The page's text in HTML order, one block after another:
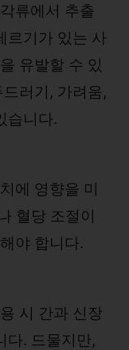
류에서 추출
르기가 있는 사
유발할 수 있
러기, 가려움,
습니다.
에 영향을 미
혈당 조절이
야 합니다.
시 간과 신장
다. 드물지만,